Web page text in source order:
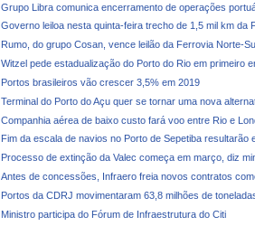
Grupo Libra comunica encerramento de operações
Governo leiloa nesta quinta-feira trecho de 1,5 mil km da
Rumo, do grupo Cosan, vence leilão da Ferrovia Norte-
Witzel pede estadualização do Porto do Rio em primeiro
Portos brasileiros vão crescer 3,5% em 2019
Terminal do Porto do Açu quer se tornar uma nova
Companhia aérea de baixo custo fará voo entre Rio e
Fim da escala de navios no Porto de Sepetiba
Processo de extinção da Valec começa em março, diz
Antes de concessões, Infraero freia novos contratos
Portos da CDRJ movimentaram 63,8 milhões de
Ministro participa do Fórum de Infraestrutura do Citi